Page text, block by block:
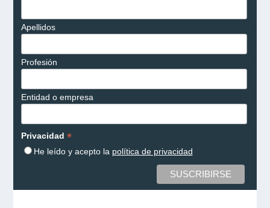
Apellidos
Profesión
Entidad o empresa
Privacidad *
He leído y acepto la política de privacidad